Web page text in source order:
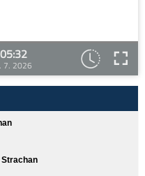
05:32
7. 2026